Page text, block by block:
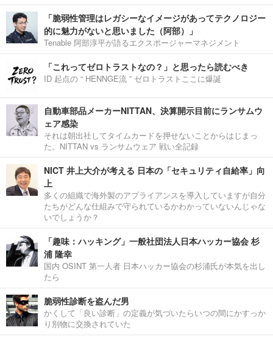
「脆弱性管理はレガシーなイメージがあってテクノロジー
的に魅力がないと思いました（阿部）」
Tenable 阿部淳平が語るエクスポージャーマネジメント
「これってゼロトラストなの？」と思ったら読むべき
ID 起点の “ HENNGE流 ” ゼロトラストここに爆誕
自動車部品メーカーNITTAN、決算開示目前にランサムウ
ェア感染
それは朝出社してタイムカードを押せないことからはじまっ
た。NITTAN vs ランサムウェア 戦い全記録
NICT 井上大介が考える 日本の「セキュリティ自給率」向
上
多くの組織で海外製のアプライアンスを導入していますが自分
たちがどんな仕組みで守られているかわかっていないんじゃな
いでしょうか？
「趣味：ハッキング」一般社団法人日本ハッカー協会 杉
浦 隆幸
国内 OSINT 第一人者 日本ハッカー協会の杉浦氏が本気を出し
たら
脆弱性診断を盗んだ男
かくして「良い診断」の定義が気づいたらいつの間にかすっか
り別物に交換されていた